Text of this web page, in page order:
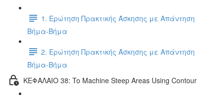
1. Ερώτηση Πρακτικής Άσκησης με Απάντηση
Βήμα-Βήμα
2. Ερώτηση Πρακτικής Άσκησης με Απάντηση
Βήμα-Βήμα
ΚΕΦΑΛΑΙΟ 38: To Machine Steep Areas Using Contour